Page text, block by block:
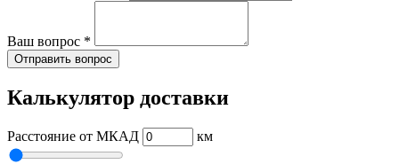
Ваш вопрос *
Отправить вопрос
Калькулятор доставки
Расстояние от МКАД км